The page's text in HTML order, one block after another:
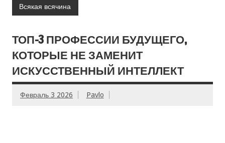
Всякая всячина
ТОП-3 ПРОФЕССИИ БУДУЩЕГО,
КОТОРЫЕ НЕ ЗАМЕНИТ
ИСКУССТВЕННЫЙ ИНТЕЛЛЕКТ
Февраль 3 2026 Pavlo